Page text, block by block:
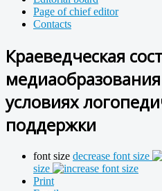
Page of chief editor
Contacts
Краеведческая
условиях
поддержки
font size decrease font size
size
Print